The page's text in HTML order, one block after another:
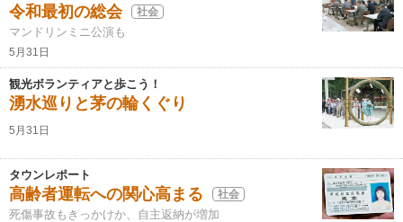
令和最初の総会 社会
マンドリンミニ公演も
5月31日
観光ボランティアと歩こう！
湧水巡りと茅の輪くぐり
5月31日
タウンレポート
高齢者運転への関心高まる 社会
死傷事故もきっかけか、自主返納が増加